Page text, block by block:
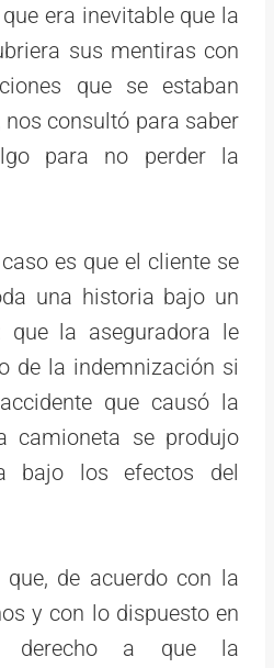
era inevitable que la
sus mentiras con
que se estaban
nos consultó para saber
para no perder la
es que el cliente se
una historia bajo un
que la aseguradora le
de la indemnización si
que causó la
camioneta se produjo
bajo los efectos del
de acuerdo con la
y con lo dispuesto en
derecho a que la